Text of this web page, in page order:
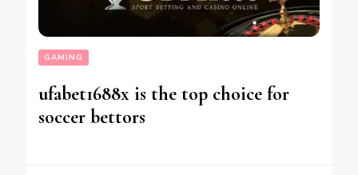
GAMING
ufabet1688x is the top choice for
soccer bettors